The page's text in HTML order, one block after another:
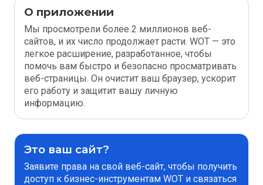
О приложении
Мы просмотрели более 2 миллионов веб-
сайтов, и их число продолжает расти. WOT — это
легкое расширение, разработанное, чтобы
помочь вам быстро и безопасно просматривать
веб-страницы. Он очистит ваш браузер, ускорит
его работу и защитит вашу личную
информацию.
Это ваш сайт?
Заявите права на свой веб-сайт, чтобы получить
доступ к бизнес-инструментам WOT и связаться